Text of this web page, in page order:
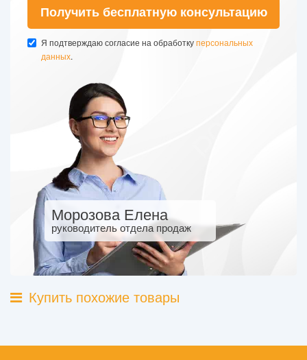
Получить бесплатную консультацию
Я подтверждаю согласие на обработкуперсональных
данных.
Морозова Елена
руководитель отдела продаж
Купить похожие товары